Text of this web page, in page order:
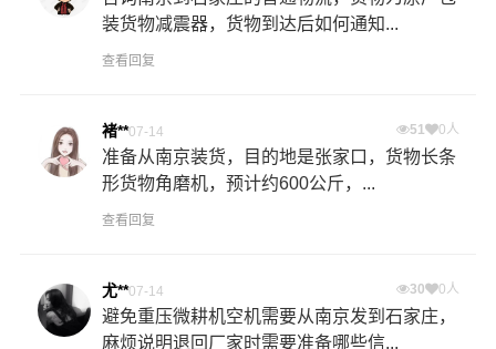
装货物减震器，货物到达后如何通知...
查看回复
褚**07-14 51 0人
准备从南京装货，目的地是张家口，货物长条
形货物角磨机，预计约600公斤，...
查看回复
尤**07-14 30 0人
避免重压微耕机空机需要从南京发到石家庄，
麻烦说明退回厂家时需要准备哪些信...